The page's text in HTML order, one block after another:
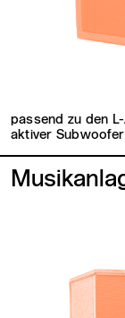
passend zu den
aktiver Subwoofer